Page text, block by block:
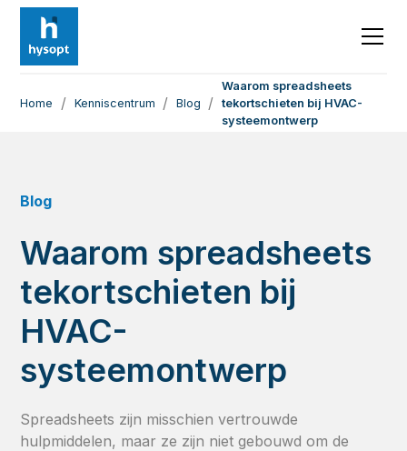
Home / Kenniscentrum / Blog /
Waarom spreadsheets
tekortschieten bij HVAC-
systeemontwerp
Blog
Waarom spreadsheets
tekortschieten bij
HVAC-
systeemontwerp
Spreadsheets zijn misschien vertrouwde
hulpmiddelen, maar ze zijn niet gebouwd om de